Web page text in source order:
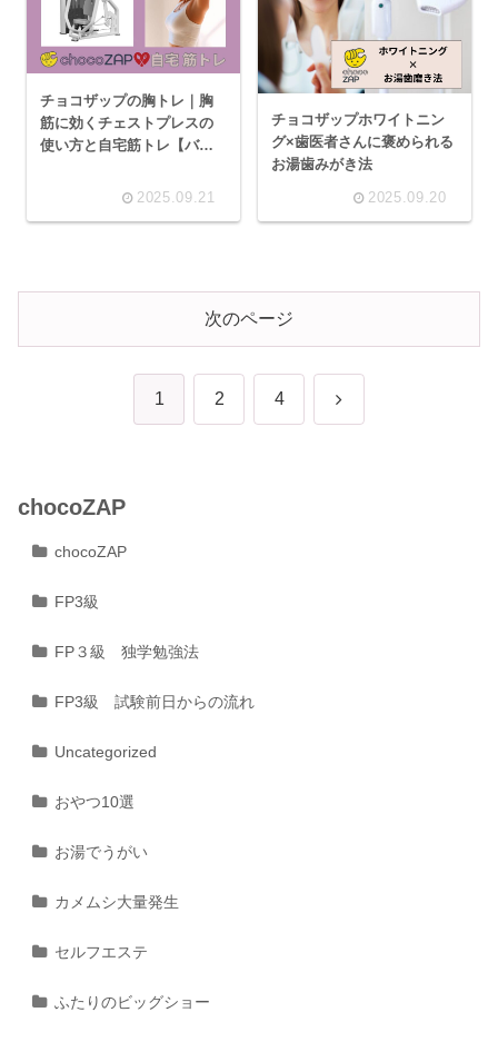
チョコザップの胸トレ｜胸
筋に効くチェストプレスの
使い方と自宅筋トレ【バス
2025.09.21
チョコザップホワイトニン
グ×歯医者さんに褒められる
お湯歯みがき法
2025.09.20
次のページ
1 2 4 次
chocoZAP
chocoZAP
FP3級
FP３級 独学勉強法
FP3級 試験前日からの流れ
Uncategorized
おやつ10選
お湯でうがい
カメムシ大量発生
セルフエステ
ふたりのビッグショー